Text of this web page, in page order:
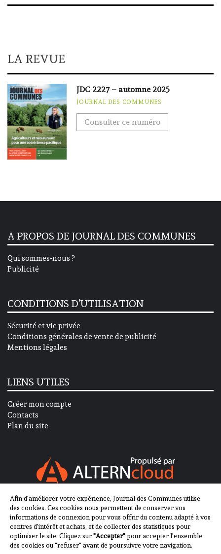
LA REVUE
JDC 2227 – automne 2025
JOURNAL DES COMMUNES
Consulter ce numéro
A PROPOS DE JOURNAL DES COMMUNES
Qui sommes-nous ?
Publicité
CONDITIONS D’UTILISATION
Sécurité et vie privée
Conditions générales de vente de publicité
Mentions légales
LIENS UTILES
Créer mon compte
Contacts
Plan du site
SUIVEZ-NOUS SUR
Afin d'améliorer votre expérience, Journal des Communes utilise
des cookies. Ces cookies nous permettent de conserver vos
informations de connexion pour vous offrir du contenu adapté à vos
centres d'intérêt et achats, et de collecter des statistiques pour
optimiser le site. Cliquez sur"Accepter"pour accepter l'ensemble
des cookies ou "refuser" avant de poursuivre votre navigation.